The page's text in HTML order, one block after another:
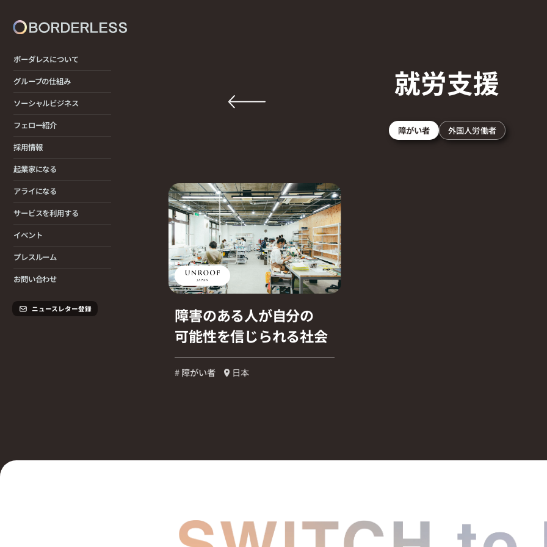
ボーダレスについて
グループの仕組み
ソーシャルビジネス
フェロー紹介
採用情報
起業家になる
アライになる
サービスを利用する
イベント
プレスルーム
お問い合わせ
ニュースレター登録
就労支援
障がい者 外国人労働者
障害のある人が自分の
可能性を信じられる社会
# 障がい者 日本